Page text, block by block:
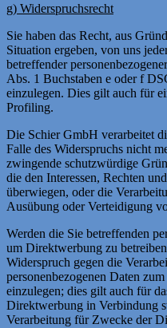
g) Widerspruchsrecht
Sie haben das Recht, aus
Situation ergeben, von uns
betreffender
Abs. 1 Buchstaben e oder f
einzulegen. Dies gilt auch für
Profiling.
Die Schier GmbH verarbeitet
Falle des Widerspruchs nicht
zwingende schutzwürdige
die den Interessen, Rechten
überwiegen, oder die
Ausübung oder Verteidigung
Werden die Sie betreffenden
um Direktwerbung zu
Widerspruch gegen die
personenbezogenen Daten
einzulegen; dies gilt auch für
Direktwerbung in Verbindung
Verarbeitung für Zwecke der